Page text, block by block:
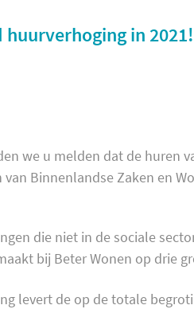
huurverhoging in 2021!
we u melden dat de huren
Binnenlandse Zaken en
die niet in de sociale
bij Beter Wonen op drie
levert de op de totale